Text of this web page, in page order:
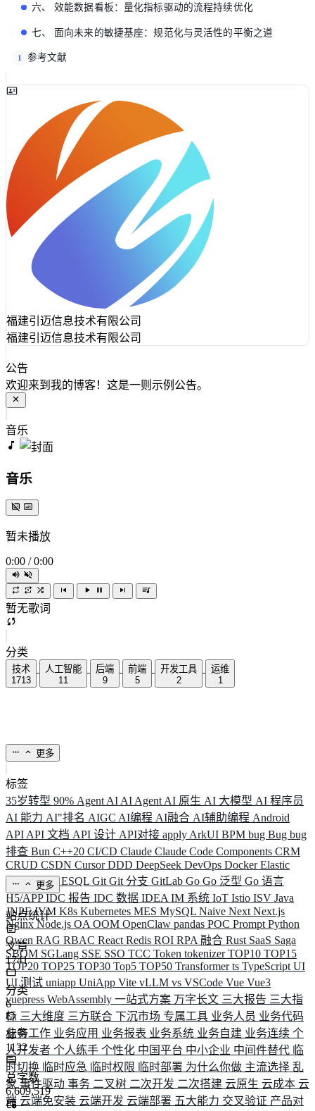
六、 效能数据看板：量化指标驱动的流程持续优化
七、 面向未来的敏捷基座：规范化与灵活性的平衡之道
1 参考文献
福建引迈信息技术有限公司
福建引迈信息技术有限公司
公告
欢迎来到我的博客！这是一则示例公告。
音乐
音乐
暂未播放
0:00 / 0:00
暂无歌词
分类
技术
1713
人工智能
11
后端
9
前端
5
开发工具
2
运维
1
更多
标签
35岁转型 90% AgentAIAI AgentAI 原生 AI 大模型 AI 程序员
AI 能力 AI"排名 AIGC AI编程 AI融合 AI辅助编程 Android
APIAPI 文档 API 设计 API对接 applyArkUI BPM bug Bug bug
排查 Bun C++20 CI/CD Claude Claude Code Components CRM
CRUD CSDN CursorDDD DeepSeek DevOps DockerElastic
ELK ElysiaESQL GitGit 分支 GitLab Go Go 泛型 Go 语言
H5/APPIDC 报告 IDC 数据 IDEAIM 系统 IoT Istio ISV Java
JNPFJVM K8s Kubernetes MES MySQL Naive NextNext.js
NginxNode.js OAOOM OpenClaw pandas POC PromptPython
Qwen RAG RBAC ReactRedis ROI RPA 融合 Rust SaaS Saga
SBOM SGLang SSE SSO TCC Token tokenizerTOP10 TOP15
TOP20 TOP25 TOP30 Top5 TOP50 Transformerts TypeScriptUI
UI 测试 uniapp UniApp Vite vLLM vs VSCode Vue Vue3
vuepress WebAssembly 一站式方案 万字长文 三大报告 三大指
标 三大维度 三方联合 下沉市场 专属工具 业务人员 业务代码
业务工作 业务应用 业务报表 业务系统 业务自建 业务连续 个
人开发者 个人练手 个性化 中国平台 中小企业 中间件替代 临
时切换 临时应急 临时权限 临时部署 为什么你做 主流选择 乱
象事件驱动 事务 二叉树 二次开发 二次搭建 云原生 云成本 云
端 云端免安装 云端开发 云端部署 五大能力 交叉验证 产品对
更多
站点统计
文章
1741
分类
6
标签
1132
总字数
6,609,519